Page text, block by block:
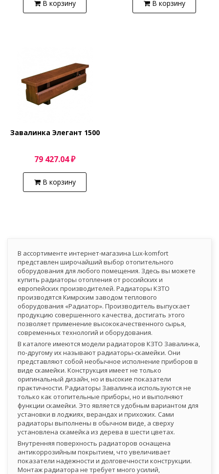
В корзину В корзину
Завалинка Элегант 1500
79 427.04 ₽
В корзину
В ассортименте интернет-магазина Lux-komfort
представлен широчайший выбор отопительного
оборудования для любого помещения. Здесь вы можете
купить радиаторы отопления от российских и
европейских производителей. Радиаторы КЗТО
производятся Кимрским заводом теплового
оборудования «Радиатор». Производитель выпускает
продукцию совершенного качества, достигать этого
позволяет применение высококачественного сырья,
современных технологий и оборудования.
В каталоге имеются модели радиаторов КЗТО Завалинка,
по-другому их называют радиаторы-скамейки. Они
представляют собой необычное исполнение приборов в
виде скамейки. Конструкция имеет не только
оригинальный дизайн, но и высокие показатели
практичности. Радиаторы Завалинка используются не
только как отопительные приборы, но и выполняют
функции скамейки. Это является удобным вариантом для
установки в лоджиях, верандах и прихожих. Сами
радиаторы выполнены в обычном виде, а сверху
установлена скамейка из дерева в шести цветах.
Внутренняя поверхность радиаторов оснащена
антикоррозийным покрытием, что увеличивает
показатели надежности и долговечности конструкции.
Монтаж радиатора не требует много усилий,